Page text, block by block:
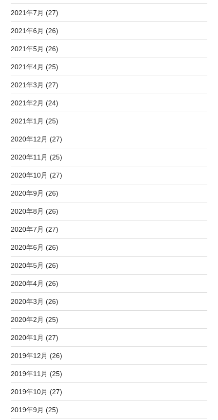
2021年7月 (27)
2021年6月 (26)
2021年5月 (26)
2021年4月 (25)
2021年3月 (27)
2021年2月 (24)
2021年1月 (25)
2020年12月 (27)
2020年11月 (25)
2020年10月 (27)
2020年9月 (26)
2020年8月 (26)
2020年7月 (27)
2020年6月 (26)
2020年5月 (26)
2020年4月 (26)
2020年3月 (26)
2020年2月 (25)
2020年1月 (27)
2019年12月 (26)
2019年11月 (25)
2019年10月 (27)
2019年9月 (25)